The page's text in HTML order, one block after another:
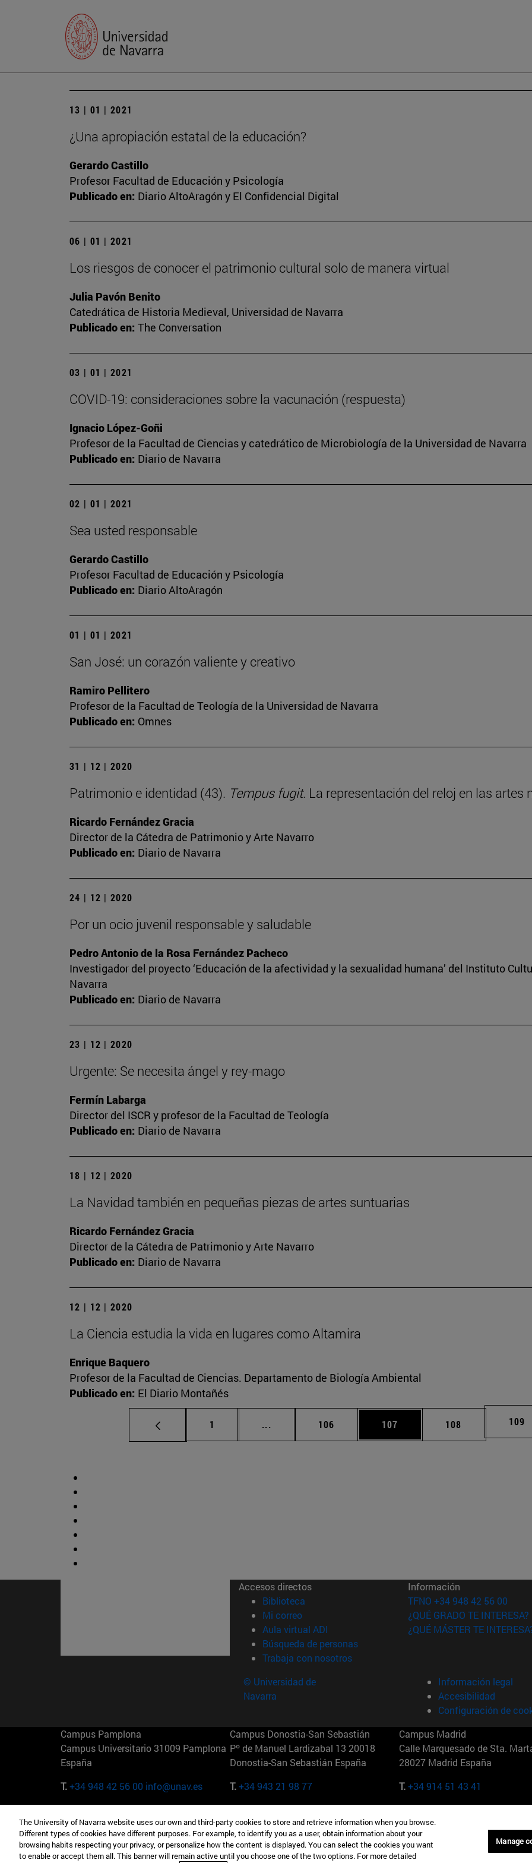
13 | 01 | 2021
¿Una apropiación estatal de la educación?
Gerardo Castillo
Profesor Facultad de Educación y Psicología
Publicado en: Diario AltoAragón y El Confidencial Digital
06 | 01 | 2021
Los riesgos de conocer el patrimonio cultural solo de manera virtual
Julia Pavón Benito
Catedrática de Historia Medieval, Universidad de Navarra
Publicado en: The Conversation
03 | 01 | 2021
COVID-19: consideraciones sobre la vacunación (respuesta)
Ignacio López-Goñi
Profesor de la Facultad de Ciencias y catedrático de Microbiología de la Universidad de Navarra
Publicado en: Diario de Navarra
02 | 01 | 2021
Sea usted responsable
Gerardo Castillo
Profesor Facultad de Educación y Psicología
Publicado en: Diario AltoAragón
01 | 01 | 2021
San José: un corazón valiente y creativo
Ramiro Pellitero
Profesor de la Facultad de Teología de la Universidad de Navarra
Publicado en: Omnes
31 | 12 | 2020
Patrimonio e identidad (43). Tempus fugit. La representación del reloj en las artes
Ricardo Fernández Gracia
Director de la Cátedra de Patrimonio y Arte Navarro
Publicado en: Diario de Navarra
24 | 12 | 2020
Por un ocio juvenil responsable y saludable
Pedro Antonio de la Rosa Fernández Pacheco
Investigador del proyecto ‘Educación de la afectividad y la sexualidad humana’ del Instituto
Navarra
Publicado en: Diario de Navarra
23 | 12 | 2020
Urgente: Se necesita ángel y rey-mago
Fermín Labarga
Director del ISCR y profesor de la Facultad de Teología
Publicado en: Diario de Navarra
18 | 12 | 2020
La Navidad también en pequeñas piezas de artes suntuarias
Ricardo Fernández Gracia
Director de la Cátedra de Patrimonio y Arte Navarro
Publicado en: Diario de Navarra
12 | 12 | 2020
La Ciencia estudia la vida en lugares como Altamira
Enrique Baquero
Profesor de la Facultad de Ciencias. Departamento de Biología Ambiental
Publicado en: El Diario Montañés
Página
1 ... Páginas intermedias Use TAB para desplazarse.
Página
106 Página
107 Página
108 109
Accesos directos
Biblioteca (abre en nueva ventana)
Mi correo(abre en nueva ventana)
Aula virtual ADI (abre en nueva ventana)
Búsqueda de personas(abre en nueva ventana)
Trabaja con nosotros(abre en nueva ventana)
Información
TFNO +34 948 42 56 00
¿QUÉ GRADO TE INTERESA?
¿QUÉ MÁSTER TE
© Universidad de
Navarra
Información legal
Accesibilidad
Configuración de
Campus Pamplona
Campus Universitario 31009 Pamplona
España
T.+34 948 42 56 00 info@unav.es
Campus Donostia-San Sebastián
Pº de Manuel Lardizabal 13 20018
Donostia-San Sebastián España
T.+34 943 21 98 77
Campus Madrid
Calle Marquesado de Sta.
28027 Madrid España
T.+34 914 51 43 41
Camino del Cerro Águila 3 28023
Madrid España
165 W 57th St 10019-2201 Nueva York
EE.UU
Maria-Theresia-Straße 15 81675
Múnich Alemania
The University of Navarra website uses our own and third-party cookies to store and retrieve information when you browse.
Different types of cookies have different purposes. For example, to identify you as a user, obtain information about your
browsing habits respecting your privacy, or personalize how the content is displayed. You can select the cookies you want
to enable or accept them all. This banner will remain active until you choose one of the two options. For more detailed
Manage